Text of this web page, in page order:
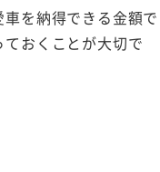
を納得できる金額で
おくことが大切で